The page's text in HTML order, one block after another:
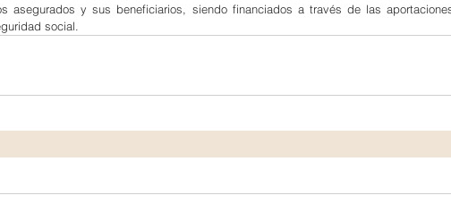
asegurados y sus beneficiarios, siendo financiados a través de las
social.